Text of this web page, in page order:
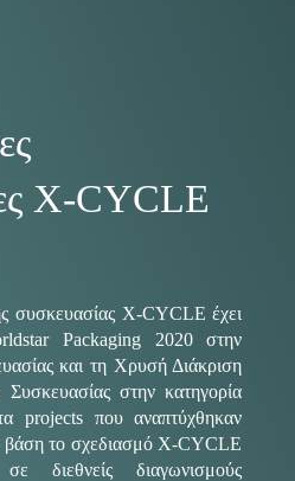
X-CYCLE
συσκευασίας X-CYCLE έχει
Packaging 2020 στην
και τη Χρυσή Διάκριση
στην κατηγορία
projects που αναπτύχθηκαν
βάση το σχεδιασμό X-CYCLE
διεθνείς διαγωνισμούς